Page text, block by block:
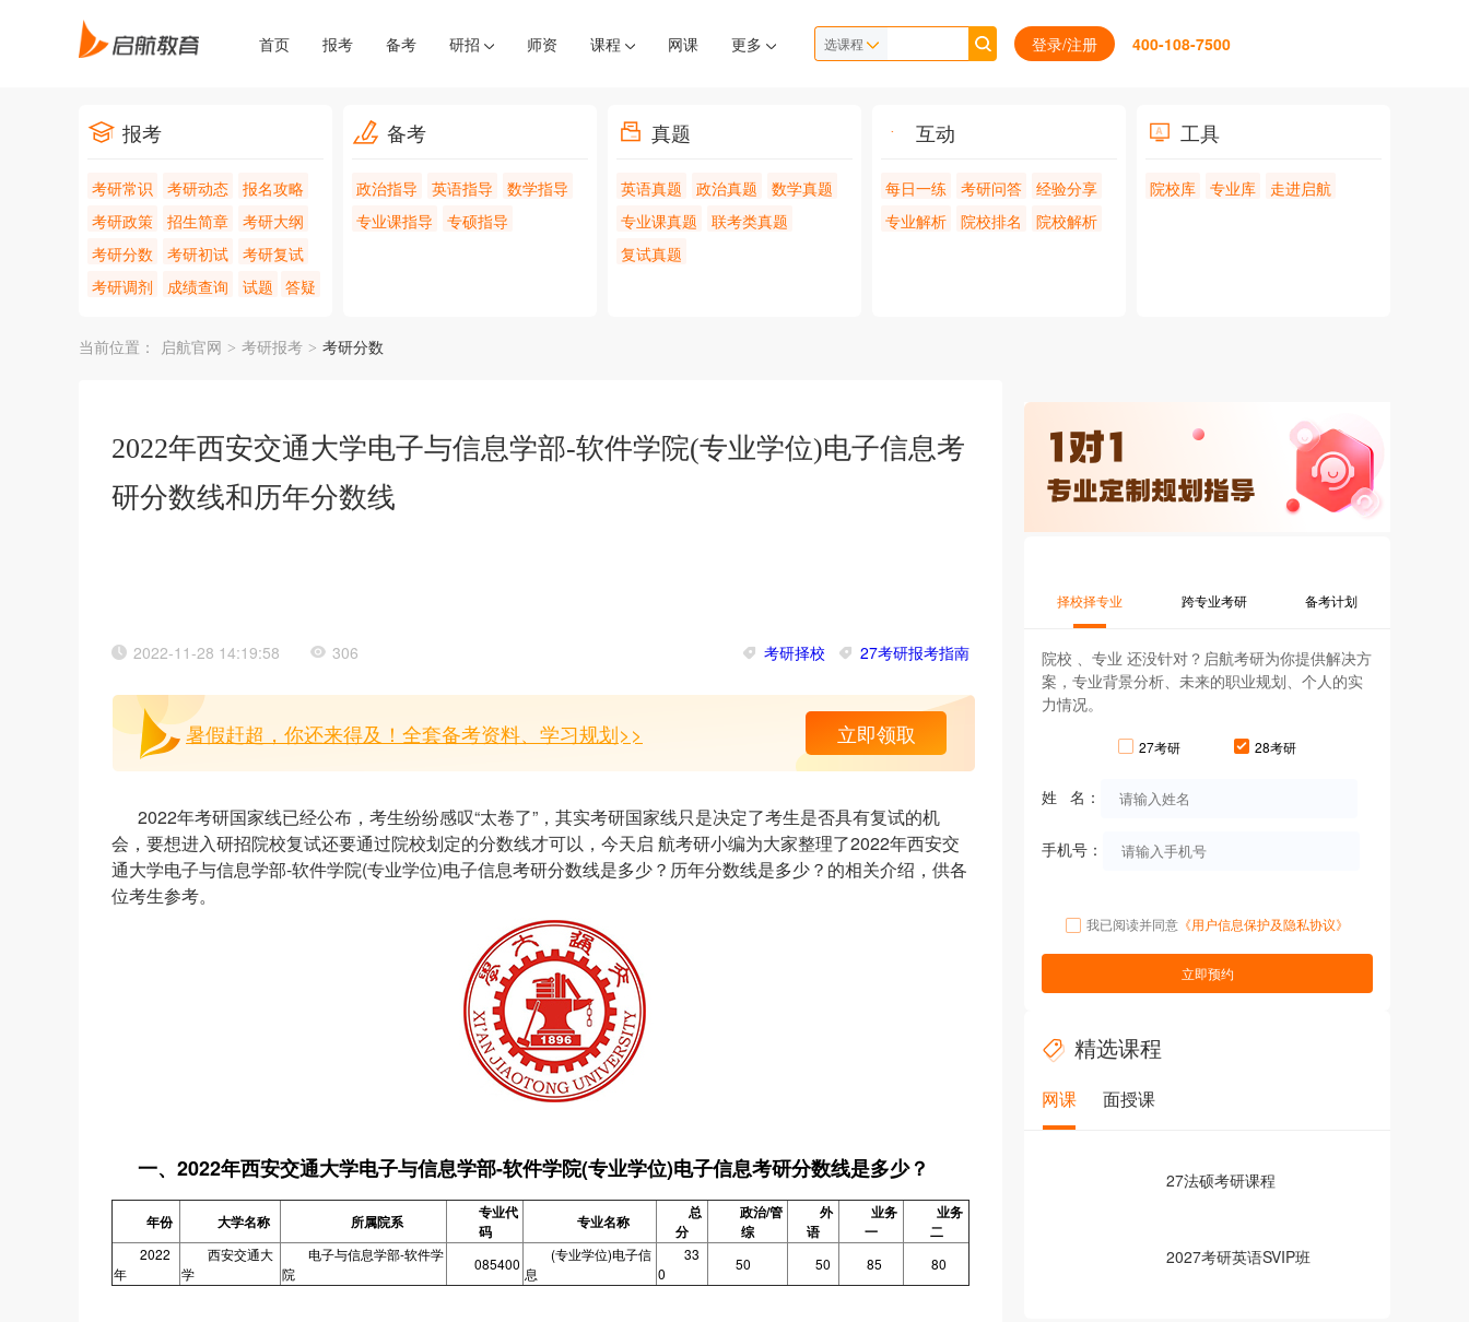
首页 报考 备考 研招 师资 课程 网课 更多 选课程 登录/注册 400-108-7500
报考
考研常识 考研动态
报名攻略
考研政策
招生简章
考研大纲
考研分数
考研初试
考研复试
考研调剂
成绩查询 试题 答疑
备考
政治指导 英语指导
数学指导
专业课指导
专硕指导
真题
英语真题 政治真题
数学真题
专业课真题
联考类真题
复试真题
互动
每日一练 考研问答
经验分享
专业解析
院校排名 院校解析
工具
院校库 专业库 走进启航
当前位置： 启航官网 > 考研报考 > 考研分数
2022年西安交通大学电子与信息学部-软件学院(专业学位)电子信息考
研分数线和历年分数线
2022-11-28 14:19:58 306 考研择校 27考研报考指南
暑假赶超，你还来得及！全套备考资料、学习规划>> 立即领取
2022年考研国家线已经公布，考生纷纷感叹“太卷了”，其实考研国家线只是决定了考生是否具有复试的机
会，要想进入研招院校复试还要通过院校划定的分数线才可以，今天启 航考研小编为大家整理了2022年西安交
通大学电子与信息学部-软件学院(专业学位)电子信息考研分数线是多少？历年分数线是多少？的相关介绍，供各
位考生参考。
一、2022年西安交通大学电子与信息学部-软件学院(专业学位)电子信息考研分数线是多少？
年份 大学名称 所属院系
专业代
码
专业名称
总
分
政治/管
综
外
语
业务
一
业务
二
2022
年
西安交通大
学
电子与信息学部-软件学
院
085400
(专业学位)电子信
息
33
0
50 50 85 80
择校择专业 跨专业考研 备考计划
院校 、专业 还没针对？启航考研为你提供解决方
案，专业背景分析、未来的职业规划、个人的实
力情况。
27考研 28考研
姓 名：
手机号：
我已阅读并同意 《用户信息保护及隐私协议》
立即预约
精选课程
网课 面授课
27法硕考研课程
2027考研英语SVIP班